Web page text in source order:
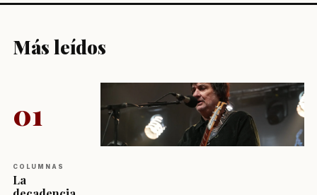
Más leídos
01
COLUMNAS
La